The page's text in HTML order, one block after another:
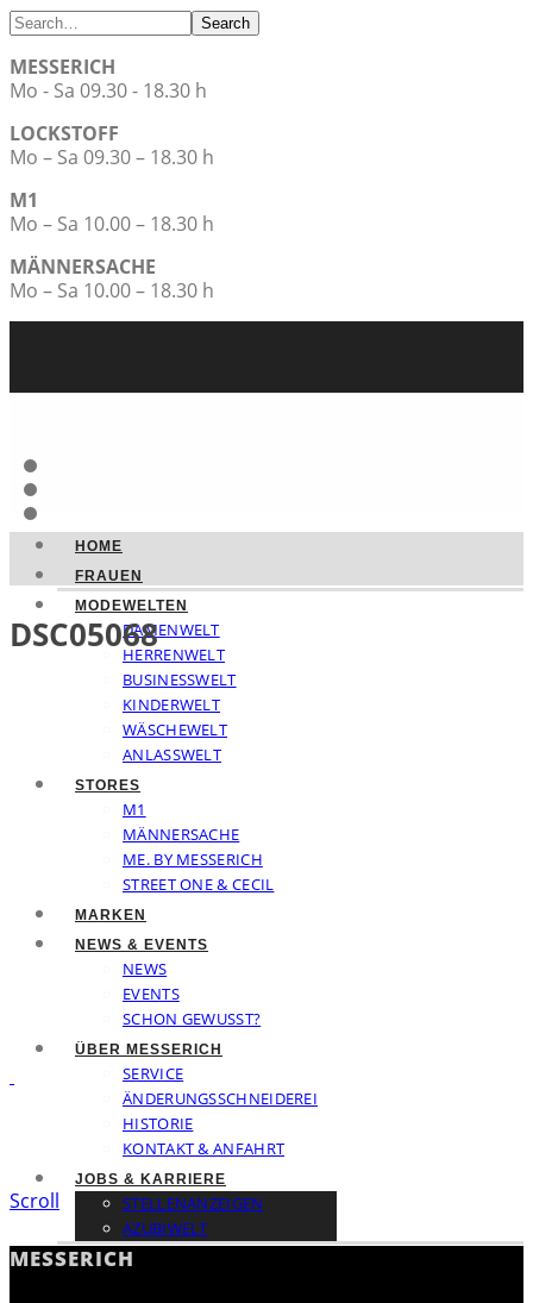
Search
MESSERICH
Mo - Sa 09.30 - 18.30 h
LOCKSTOFF
Mo – Sa 09.30 – 18.30 h
M1
Mo – Sa 10.00 – 18.30 h
MÄNNERSACHE
Mo – Sa 10.00 – 18.30 h
HOME
FRAUEN
MODEWELTEN
DAMENWELT
HERRENWELT
BUSINESSWELT
KINDERWELT
WÄSCHEWELT
ANLASSWELT
STORES
M1
MÄNNERSACHE
ME. BY MESSERICH
STREET ONE & CECIL
MARKEN
NEWS & EVENTS
NEWS
EVENTS
SCHON GEWUSST?
ÜBER MESSERICH
SERVICE
ÄNDERUNGSSCHNEIDEREI
HISTORIE
KONTAKT & ANFAHRT
JOBS & KARRIERE
STELLENANZEIGEN
AZUBIWELT
DSC05068
Scroll
MESSERICH